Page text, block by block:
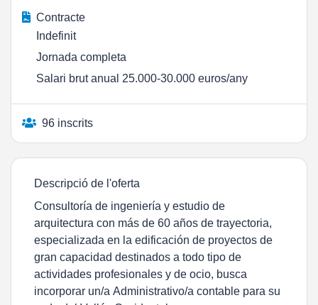
Contracte
Indefinit
Jornada completa
Salari brut anual 25.000-30.000 euros/any
96 inscrits
Descripció de l'oferta
Consultoría de ingeniería y estudio de
arquitectura con más de 60 años de trayectoria,
especializada en la edificación de proyectos de
gran capacidad destinados a todo tipo de
actividades profesionales y de ocio, busca
incorporar un/a Administrativo/a contable para su